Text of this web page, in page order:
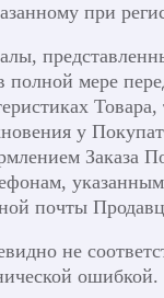
при
полной мере
у
Заказа
почты
не
ошибкой.